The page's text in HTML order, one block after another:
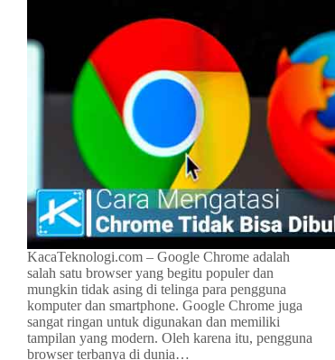
KacaTeknologi.com – Google Chrome adalah
salah satu browser yang begitu populer dan
mungkin tidak asing di telinga para pengguna
komputer dan smartphone. Google Chrome juga
sangat ringan untuk digunakan dan memiliki
tampilan yang modern. Oleh karena itu, pengguna
browser terbanya di dunia…